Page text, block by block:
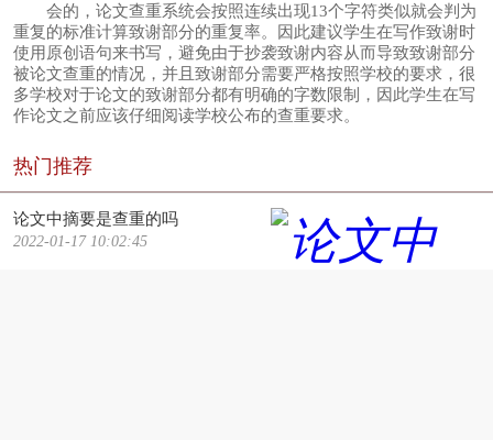
会的，论文查重系统会按照连续出现13个字符类似就会判为
重复的标准计算致谢部分的重复率。因此建议学生在写作致谢时
使用原创语句来书写，避免由于抄袭致谢内容从而导致致谢部分
被论文查重的情况，并且致谢部分需要严格按照学校的要求，很
多学校对于论文的致谢部分都有明确的字数限制，因此学生在写
作论文之前应该仔细阅读学校公布的查重要求。
热门推荐
论文中摘要是查重的吗
2022-01-17 10:02:45